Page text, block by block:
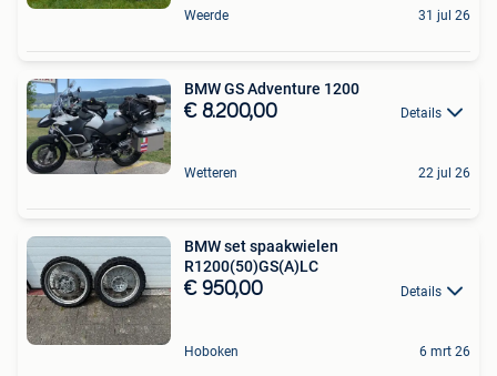
Weerde 31 jul 26
BMW GS Adventure 1200
€ 8.200,00 Details
Wetteren 22 jul 26
BMW set spaakwielen
R1200(50)GS(A)LC
€ 950,00 Details
Hoboken 6 mrt 26